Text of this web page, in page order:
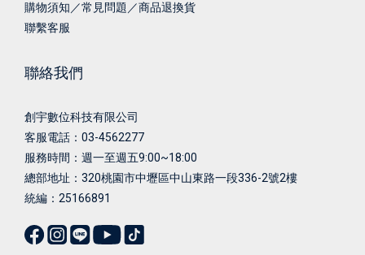
購物須知／常見問題／商品退換貨
聯繫客服
聯絡我們
創宇數位科技有限公司
客服電話：03-4562277
服務時間：週一至週五9:00~18:00
總部地址： 320桃園市中壢區中山東路一段336-2號2樓
統編：25166891